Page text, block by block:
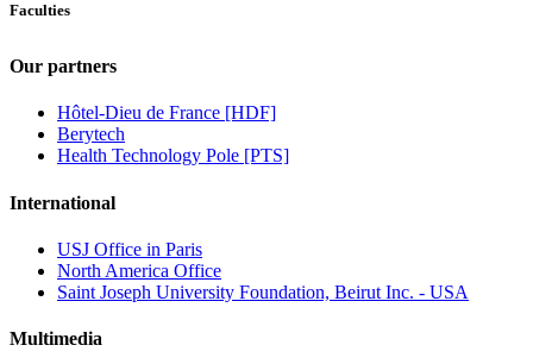
Faculties
Our partners
Hôtel-Dieu de France [HDF]
Berytech
Health Technology Pole [PTS]
International
USJ Office in Paris
North America Office
Saint Joseph University Foundation, Beirut Inc. - USA
Multimedia